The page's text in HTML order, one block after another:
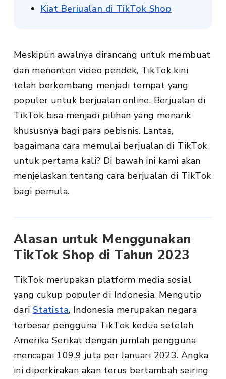
Kiat Berjualan di TikTok Shop
Meskipun awalnya dirancang untuk membuat
dan menonton video pendek, TikTok kini
telah berkembang menjadi tempat yang
populer untuk berjualan online. Berjualan di
TikTok bisa menjadi pilihan yang menarik
khususnya bagi para pebisnis. Lantas,
bagaimana cara memulai berjualan di TikTok
untuk pertama kali? Di bawah ini kami akan
menjelaskan tentang cara berjualan di TikTok
bagi pemula.
Alasan untuk Menggunakan
TikTok Shop di Tahun 2023
TikTok merupakan platform media sosial
yang cukup populer di Indonesia. Mengutip
dari Statista, Indonesia merupakan negara
terbesar pengguna TikTok kedua setelah
Amerika Serikat dengan jumlah pengguna
mencapai 109,9 juta per Januari 2023. Angka
ini diperkirakan akan terus bertambah seiring